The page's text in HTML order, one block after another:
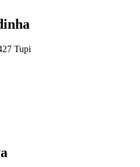
Tupi